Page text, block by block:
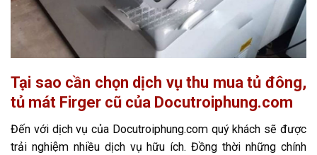
Tại sao cần chọn dịch vụ thu mua tủ đông,
tủ mát Firger cũ của Docutroiphung.com
Đến với dịch vụ của Docutroiphung.com quý khách sẽ được
trải nghiệm nhiều dịch vụ hữu ích. Đồng thời những chính